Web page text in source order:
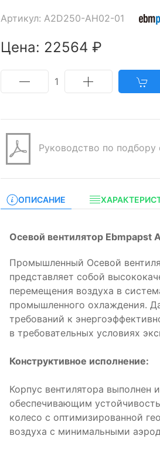
Артикул: A2D250-AH02-01
Цена: 22564 ₽
1
Руководство по подбору
ОПИСАНИЕ
Осевой вентилятор Ebmpapst
Промышленный Осевой
представляет собой
перемещения воздуха в
промышленного охлаждения.
требований к
в требовательных условиях
Конструктивное исполнение:
Корпус вентилятора
обеспечивающим
колесо с оптимизированной
воздуха с минимальными